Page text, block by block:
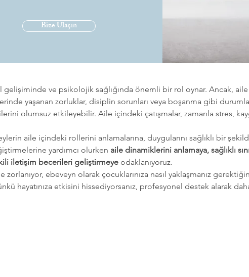
Bize Ulaşın
ve psikolojik sağlığında önemli bir rol oynar. Ancak,
yaşanan zorluklar, disiplin sorunları veya boşanma gibi
olumsuz etkileyebilir. Aile içindeki çatışmalar, zamanla stres,
aile içindeki rollerini anlamalarına, duygularını sağlıklı bir
yardımcı olurken aile dinamiklerini anlamaya, sağlıklı
iletişim becerileri geliştirmeye odaklanıyoruz.
ebeveyn olarak çocuklarınıza nasıl yaklaşmanız
hayatınıza etkisini hissediyorsanız, profesyonel destek alarak